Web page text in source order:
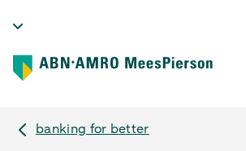
banking for better